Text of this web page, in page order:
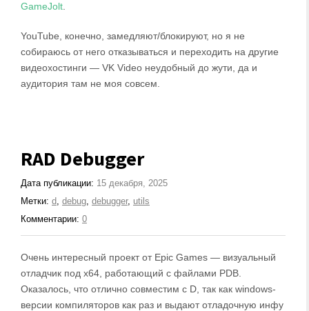
GameJolt
YouTube, конечно, замедляют/блокируют, но я не
собираюсь от него отказываться и переходить на другие
видеохостинги — VK Video неудобный до жути, да и
аудитория там не моя совсем.
RAD Debugger
Дата публикации: 15 декабря, 2025
Метки: d, debug, debugger, utils
Комментарии: 0
Очень интересный проект от Epic Games — визуальный
отладчик под x64, работающий с файлами PDB.
Оказалось, что отлично совместим с D, так как windows-
версии компиляторов как раз и выдают отладочную инфу